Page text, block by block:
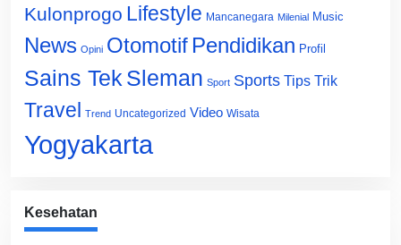
Kulonprogo Lifestyle Mancanegara Milenial Music
News Opini Otomotif Pendidikan Profil
Sains Tek Sleman Sport Sports Tips Trik
Travel Trend Uncategorized Video Wisata
Yogyakarta
Kesehatan